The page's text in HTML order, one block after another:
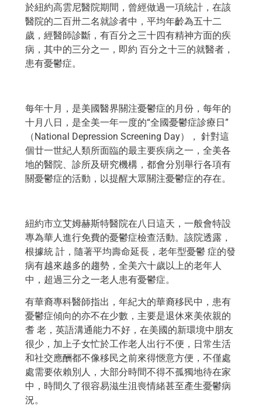
於紐約高雲尼醫院期間，曾經做過一項統計，在該
醫院的二百卅二名就診者中，平均年齡為五十二
歲，經醫師診斷，有百分之三十四有精神方面的疾
病，其中的三分之一，即約 百分之十三的就醫者，
患有憂鬱症。
每年十月，是美國醫界關注憂鬱症的月份，每年的
十月八日，是全美一年一度的“全國憂鬱症診療日”
（National Depression Screening Day）， 針對這
個廿一世紀人類所面臨的最主要疾病之一，全美各
地的醫院、診所及研究機構，都會分別舉行各項有
關憂鬱症的活動，以提醒大眾關注憂鬱症的存在。
紐約市立艾姆赫斯特醫院在八日這天，一般會特設
專為華人進行免費的憂鬱症檢查活動。該院透露，
根據統 計，隨著平均壽命延長，老年型憂鬱 症的發
病有越來越多的趨勢，全美六十歲以上的老年人
中，超過三分之一老人患有憂鬱症。
有華裔專科醫師指出，年紀大的華裔移民中，患有
憂鬱症傾向的亦不在少數，主要是退休來美依親的
耆 老，英語溝通能力不好，在美國的新環境中朋友
很少，加上子女忙於工作老人出行不便，日常生活
和社交應酬都不像移民之前來得愜意方便，不僅處
處需要依賴別人，大部分時間不得不孤獨地待在家
中，時間久了很容易滋生沮喪情緒甚至產生憂鬱病
況。